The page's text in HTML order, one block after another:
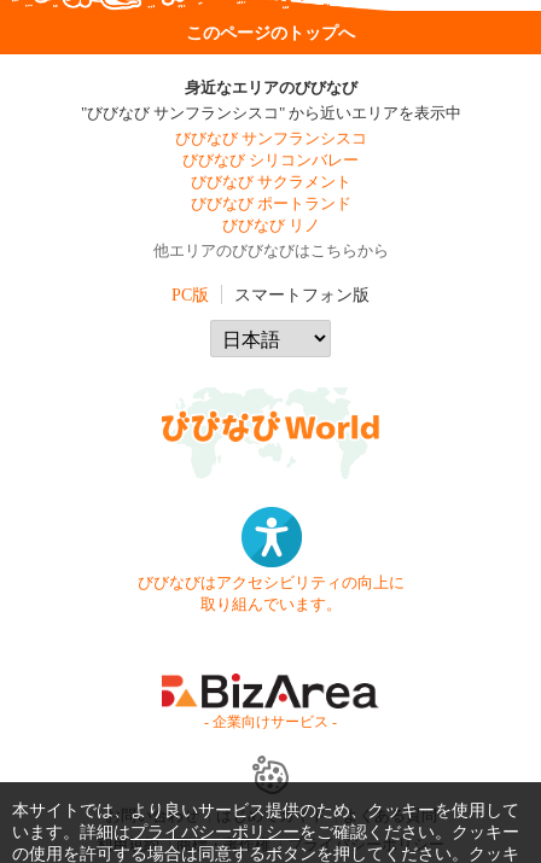
このページのトップへ
身近なエリアのびびなび
"びびなび サンフランシスコ" から近いエリアを表示中
びびなび サンフランシスコ
びびなび シリコンバレー
びびなび サクラメント
びびなび ポートランド
びびなび リノ
他エリアのびびなびはこちらから
PC版 スマートフォン版
びびなびはアクセシビリティの向上に
取り組んでいます。
- 企業向けサービス -
お問い合わせ はじめてガイド
よくある質問
利用規約
商標・著作権 プライバシーポリシー
本サイトでは、より良いサービス提供のため、クッキーを使用して
います。詳細はプライバシーポリシーをご確認ください。クッキー
の使用を許可する場合は同意するボタンを押してください。クッキ